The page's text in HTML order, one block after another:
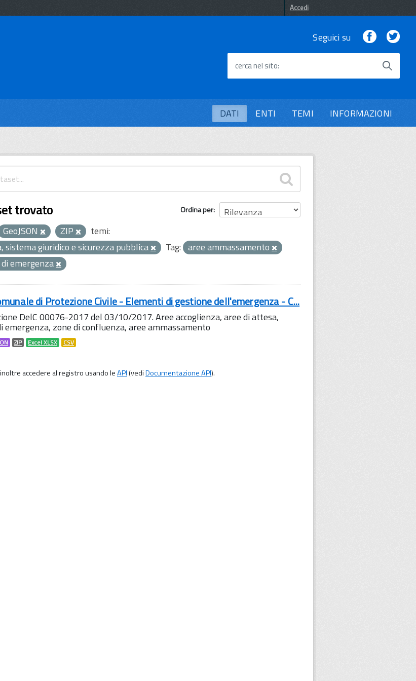
Accedi
Seguici su Facebook
cerca nel sito
DATI ENTI TEMI INFORMAZIONI
Ordina per
trovato
GeoJSON ZIP
temi:
sistema giuridico e sicurezza pubblica
Tag: aree ammassamento
emergenza
di Protezione Civile - Elementi di gestione dell'emergenza - C...
DelC 00076-2017 del 03/10/2017. Aree accoglienza, aree di attesa,
emergenza, zone di confluenza, aree ammassamento
ZIP Excel XLSX CSV
accedere al registro usando leAPI(vediDocumentazione API).